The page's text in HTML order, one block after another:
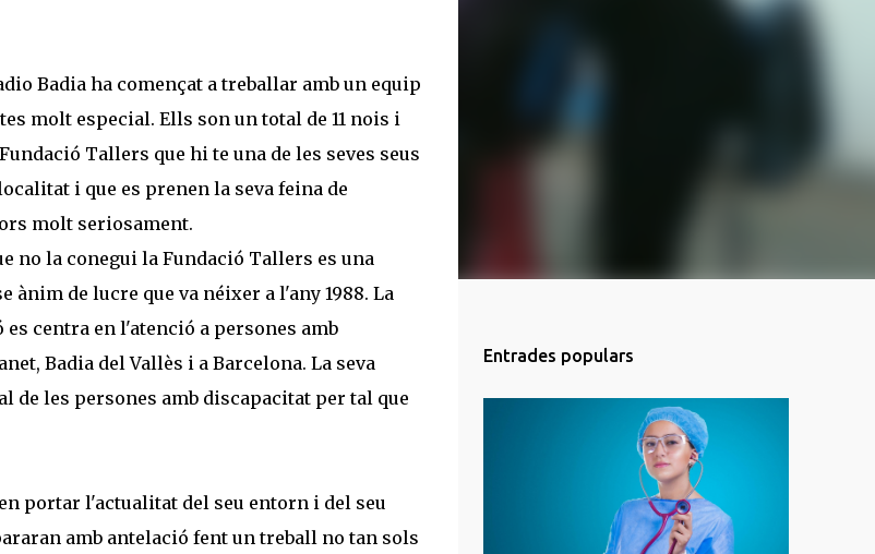
Badia ha començat a treballar amb un equip
molt especial. Ells son un total de 11 nois i
Tallers que hi te una de les seves seus
i que es prenen la seva feina de
molt seriosament.
no la conegui la Fundació Tallers es una
ànim de lucre que va néixer a l'any 1988. La
es centra en l'atenció a persones amb
Badia del Vallès i a Barcelona. La seva
les persones amb discapacitat per tal que
portar l'actualitat del seu entorn i del seu
amb antelació fent un treball no tan sols
Entrades populars